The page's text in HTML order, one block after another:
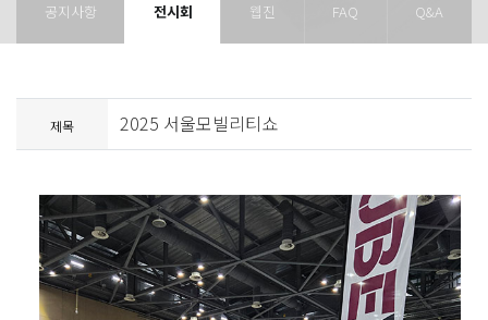
공지사항 전시회 웹진 FAQ Q&A
제목 2025 서울모빌리티쇼